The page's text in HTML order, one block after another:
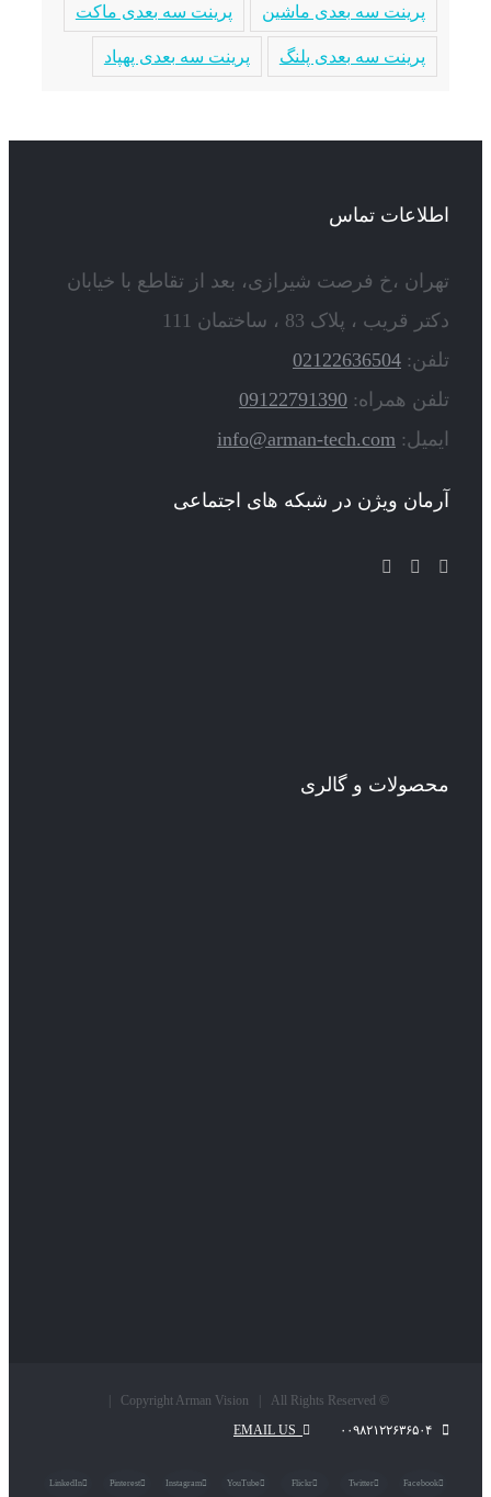
پرینت سه بعدی ماشین پرینت سه بعدی ماکت
پرینت سه بعدی پلنگ پرینت سه بعدی پهپاد
اطلاعات تماس
تهران ،خ فرصت شیرازی، بعد از تقاطع با خیابان
دکتر قریب ، پلاک 83 ، ساختمان 111
تلفن: 02122636504
تلفن همراه: 09122791390
ایمیل: info@arman-tech.com
آرمان ویژن در شبکه های اجتماعی
محصولات و گالری
© Copyright Arman Vision | All Rights Reserved |
Facebook
Twitter
Flickr
YouTube
Instagram
Pinterest
LinkedIn